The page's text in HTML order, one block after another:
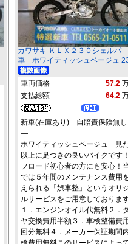
カワサキ ＫＬＸ２３０シェルパ
車 ホワイティッシュベージュ
車両価格 57.2
支払総額
64.2
新車(在庫あり) 自賠責保険無し
―
ホワイティッシュベージュ 見
以上に足つきの良いバイクです
フロード初心者の方にも安心！
では５年間のメンテナンス費用
えられる「娯車整」というオリ
ルサービスをご用意しておりま
１．エンジンオイル代無料２．
ヤ交換費用半額３．車検整備費
回分無料４．メーカー保証期間